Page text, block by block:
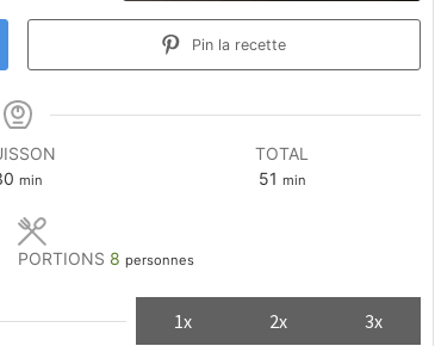
Pin la recette
minutes
min
TOTAL
51 minutes
min
PORTIONS 8 personnes
1x 2x 3x